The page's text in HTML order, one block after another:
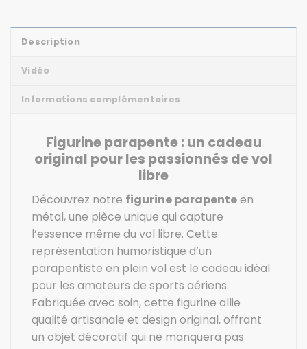
Description
Vidéo
Informations complémentaires
Figurine parapente : un cadeau
original pour les passionnés de vol
libre
Découvrez notre figurine parapenteen
métal, une pièce unique qui capture
l’essence même du vol libre. Cette
représentation humoristique d’un
parapentiste en plein vol est le cadeau idéal
pour les amateurs de sports aériens.
Fabriquée avec soin, cette figurine allie
qualité artisanale et design original, offrant
un objet décoratif qui ne manquera pas